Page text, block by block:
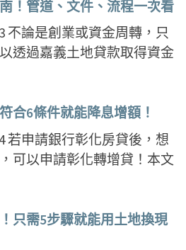
！管道、文件、流程一次看
不論是創業或資金周轉，只
透過嘉義土地貸款取得資金
合6條件就能降息增額！
若申請銀行彰化房貸後，想
可以申請彰化轉增貸！本文
只需5步驟就能用土地換現